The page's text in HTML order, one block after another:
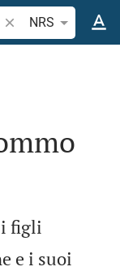
Ricerca verso
NRS
i figli
e i suoi